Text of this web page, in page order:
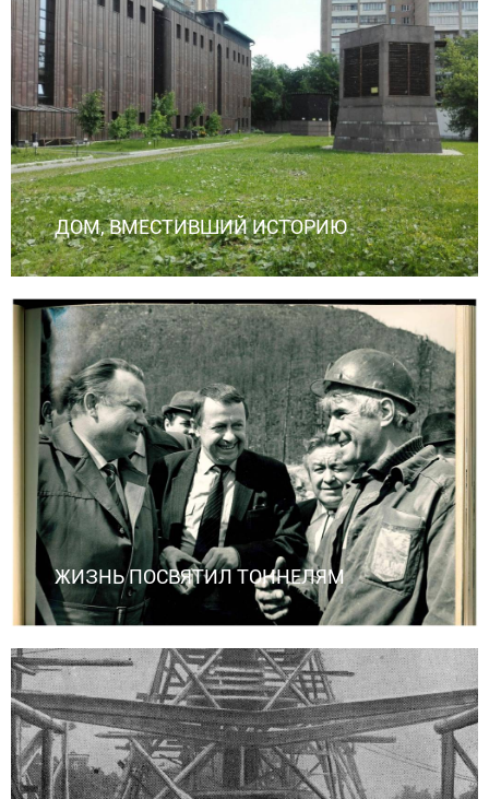
ДОМ, ВМЕСТИВШИЙ ИСТОРИЮ
ЖИЗНЬ ПОСВЯТИЛ ТОННЕЛЯМ